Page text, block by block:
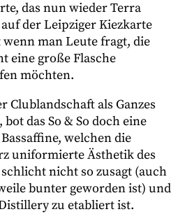
das nun wieder Terra
der Leipziger Kiezkarte
man Leute fragt, die
eine große Flasche
möchten.
Clublandschaft als Ganzes
das So & So doch eine
welchen die
uniformierte Ästhetik des
nicht so zusagt (auch
bunter geworden ist) und
zu etabliert ist.